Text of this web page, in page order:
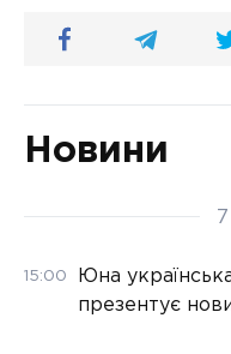
Новини
15:00
Юна
презентує